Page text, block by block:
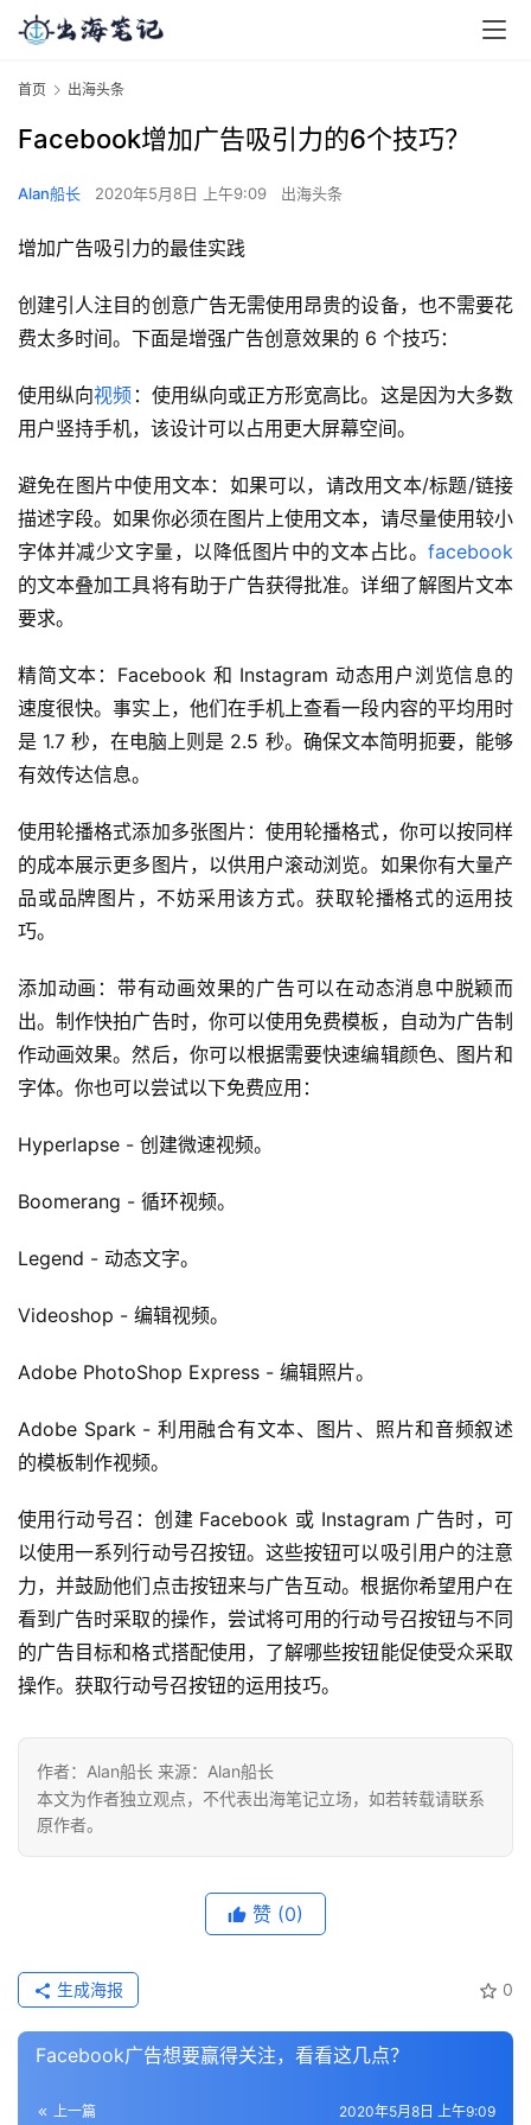
首页 出海头条
Facebook增加广告吸引力的6个技巧？
Alan船长 2020年5月8日 上午9:09 出海头条
增加广告吸引力的最佳实践
创建引人注目的创意广告无需使用昂贵的设备，也不需要花
费太多时间。下面是增强广告创意效果的 6 个技巧：
使用纵向视频 ：使用纵向或正方形宽高比。这是因为大多数
用户竖持手机，该设计可以占用更大屏幕空间。
避免在图片中使用文本：如果可以，请改用文本/标题/链接
描述字段。如果你必须在图片上使用文本，请尽量使用较小
字体并减少文字量，以降低图片中的文本占比。 facebook
的文本叠加工具将有助于广告获得批准。详细了解图片文本
要求。
精简文本：Facebook 和 Instagram 动态用户浏览信息的
速度很快。事实上，他们在手机上查看一段内容的平均用时
是 1.7 秒，在电脑上则是 2.5 秒。确保文本简明扼要，能够
有效传达信息。
使用轮播格式添加多张图片：使用轮播格式，你可以按同样
的成本展示更多图片，以供用户滚动浏览。如果你有大量产
品或品牌图片，不妨采用该方式。获取轮播格式的运用技
巧。
添加动画：带有动画效果的广告可以在动态消息中脱颖而
出。制作快拍广告时，你可以使用免费模板，自动为广告制
作动画效果。然后，你可以根据需要快速编辑颜色、图片和
字体。你也可以尝试以下免费应用：
Hyperlapse - 创建微速视频。
Boomerang - 循环视频。
Legend - 动态文字。
Videoshop - 编辑视频。
Adobe PhotoShop Express - 编辑照片。
Adobe Spark - 利用融合有文本、图片、照片和音频叙述
的模板制作视频。
使用行动号召：创建 Facebook 或 Instagram 广告时，可
以使用一系列行动号召按钮。这些按钮可以吸引用户的注意
力，并鼓励他们点击按钮来与广告互动。根据你希望用户在
看到广告时采取的操作，尝试将可用的行动号召按钮与不同
的广告目标和格式搭配使用，了解哪些按钮能促使受众采取
操作。获取行动号召按钮的运用技巧。
作者：Alan船长 来源：Alan船长
本文为作者独立观点，不代表出海笔记立场，如若转载请联系
原作者。
赞 (0)
0
生成海报
Facebook广告想要赢得关注，看看这几点？
上一篇 2020年5月8日 上午9:09